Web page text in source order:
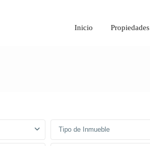
Inicio Propiedades
Tipo de Inmueble